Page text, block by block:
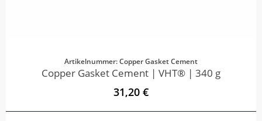
Artikelnummer: Copper Gasket Cement
Copper Gasket Cement | VHT® | 340 g
31,20 €